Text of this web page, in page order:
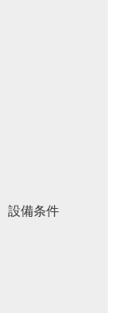
設備条件